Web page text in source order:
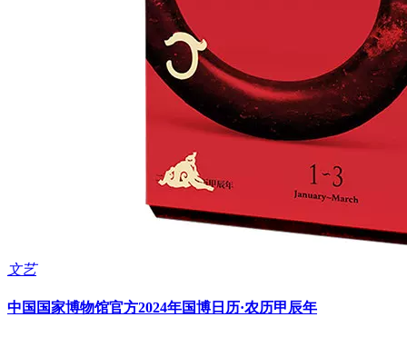
文艺
中国国家博物馆官方2024年国博日历·农历甲辰年